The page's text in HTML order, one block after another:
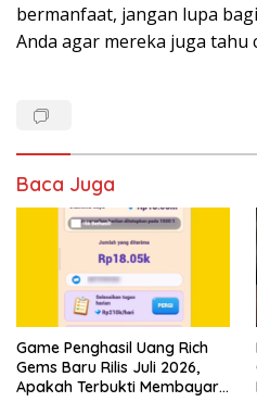
bermanfaat, jangan lupa
Anda agar mereka juga tahu
Baca Juga
Game Penghasil Uang Rich
Gems Baru Rilis Juli 2026,
Apakah Terbukti Membayar